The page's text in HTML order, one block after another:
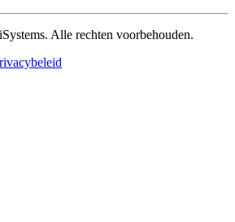
Alle rechten voorbehouden.